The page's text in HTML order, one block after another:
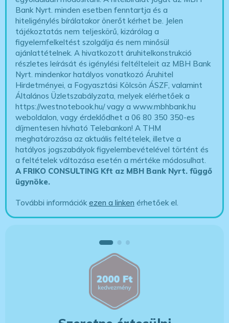
Bank Nyrt. minden esetben fenntartja és a
hiteligénylés bírálatakor önerőt kérhet be. Jelen
tájékoztatás nem teljeskörű, kizárólag a
figyelemfelkeltést szolgálja és nem minősül
ajánlattételnek. A hivatkozott áruhitelkonstrukció
részletes leírását és igénylési feltélteleit az MBH Bank
Nyrt. mindenkor hatályos vonatkozó Áruhitel
Hirdetményei, a Fogyasztási Kölcsön ÁSZF, valamint
Általános Üzletszabályzata, melyek elérhetőek a
https://westnotebook.hu/vagy a www.mbhbank.hu
weboldalon, vagy érdeklődhet a 06 80 350 350-es
díjmentesen hívható Telebankon! A THM
meghatározása az aktuális feltételek, illetve a
hatályos jogszabályok figyelembevételével történt és
a feltételek változása esetén a mértéke módosulhat.
A FRIKO CONSULTING Kft az MBH Bank Nyrt. függő
ügynöke.
További információkezen a linken érhetőek el.